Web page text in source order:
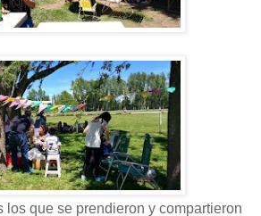
los que se prendieron y compartieron